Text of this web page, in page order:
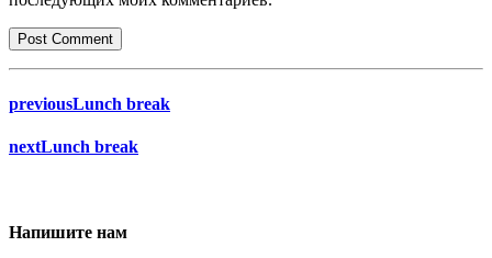
Post Comment
previousLunch break
nextLunch break
Напишите нам